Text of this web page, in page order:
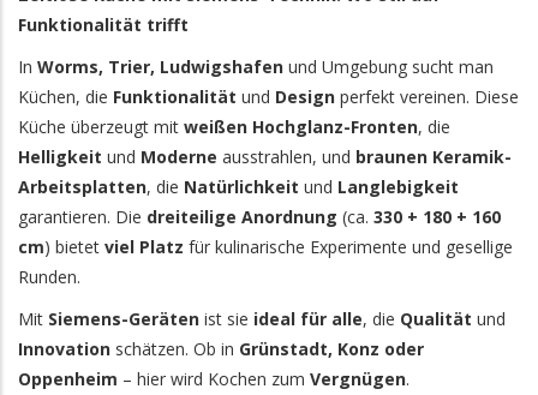
Funktionalität trifft
In Worms, Trier, Ludwigshafen und Umgebung sucht man
Küchen, die Funktionalität und Design perfekt vereinen. Diese
Küche überzeugt mit weißen Hochglanz-Fronten, die
Helligkeit und Moderne ausstrahlen, und braunen Keramik-
Arbeitsplatten, die Natürlichkeit und Langlebigkeit
garantieren. Die dreiteilige Anordnung (ca. 330 + 180 + 160
cm) bietet viel Platz für kulinarische Experimente und gesellige
Runden.
Mit Siemens-Geräten ist sie ideal für alle, die Qualität und
Innovation schätzen. Ob in Grünstadt, Konz oder
Oppenheim – hier wird Kochen zum Vergnügen.